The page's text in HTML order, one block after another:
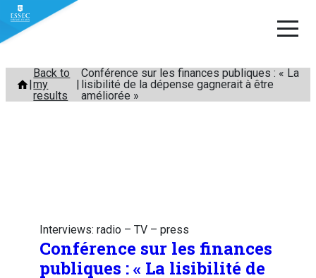
Skip
content
Back to
my
results
Conférence sur les finances publiques : « La
lisibilité de la dépense gagnerait à être
améliorée »
Interviews: radio – TV – press
Conférence sur les finances
publiques : « La lisibilité de